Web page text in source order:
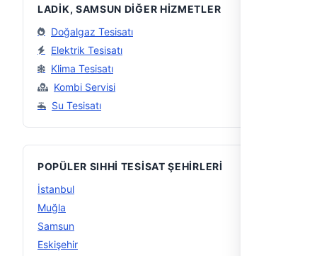
LADIK, SAMSUN DIĞER HIZMETLER
Doğalgaz Tesisatı
Elektrik Tesisatı
Klima Tesisatı
Kombi Servisi
Su Tesisatı
POPÜLER SIHHI TESISAT ŞEHIRLERI
İstanbul
Muğla
Samsun
Eskişehir